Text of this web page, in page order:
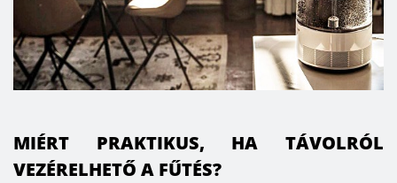
MIÉRT PRAKTIKUS, HA TÁVOLRÓL
VEZÉRELHETŐ A FŰTÉS?